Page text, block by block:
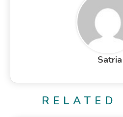
Satria
RELATED